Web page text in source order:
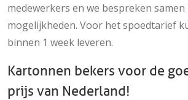
medewerkers en we bespreken samen
mogelijkheden. Voor het spoedtarief
binnen 1 week leveren.
Kartonnen bekers voor de
prijs van Nederland!